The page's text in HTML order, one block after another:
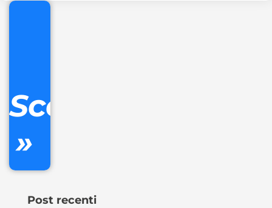
Scopri
»
Post recenti